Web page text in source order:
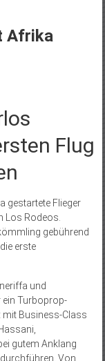
Afrika
Flug
gestartete Flieger
Los Rodeos.
gebührend
erste
und
ein Turboprop-
mit Business-Class
gutem Anklang
Von